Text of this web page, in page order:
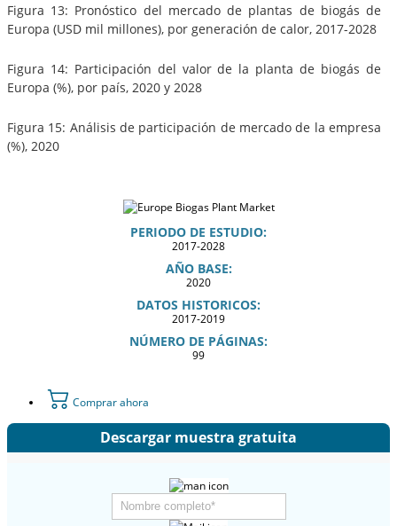
Figura 13: Pronóstico del mercado de plantas de biogás de
Europa (USD mil millones), por generación de calor, 2017-2028
Figura 14: Participación del valor de la planta de biogás de
Europa (%), por país, 2020 y 2028
Figura 15: Análisis de participación de mercado de la empresa
(%), 2020
PERIODO DE ESTUDIO:
2017-2028
AÑO BASE:
2020
DATOS HISTORICOS:
2017-2019
NÚMERO DE PÁGINAS:
99
Comprar ahora
Descargar muestra gratuita